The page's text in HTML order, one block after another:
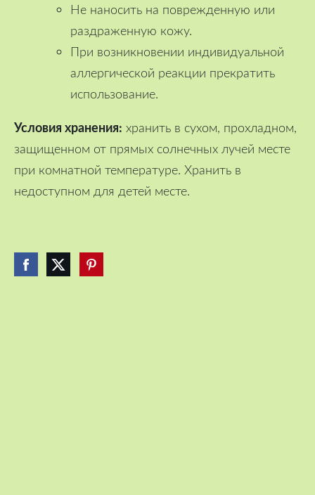
Не наносить на поврежденную или
раздраженную кожу.
При возникновении индивидуальной
аллергической реакции прекратить
использование.
Условия хранения: хранить в сухом, прохладном,
защищенном от прямых солнечных лучей месте
при комнатной температуре. Хранить в
недоступном для детей месте.